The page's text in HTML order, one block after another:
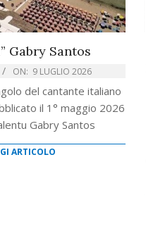
Gabry Santos
ON: 9 LUGLIO 2026
del cantante italiano
il 1° maggio 2026
Gabry Santos
ARTICOLO